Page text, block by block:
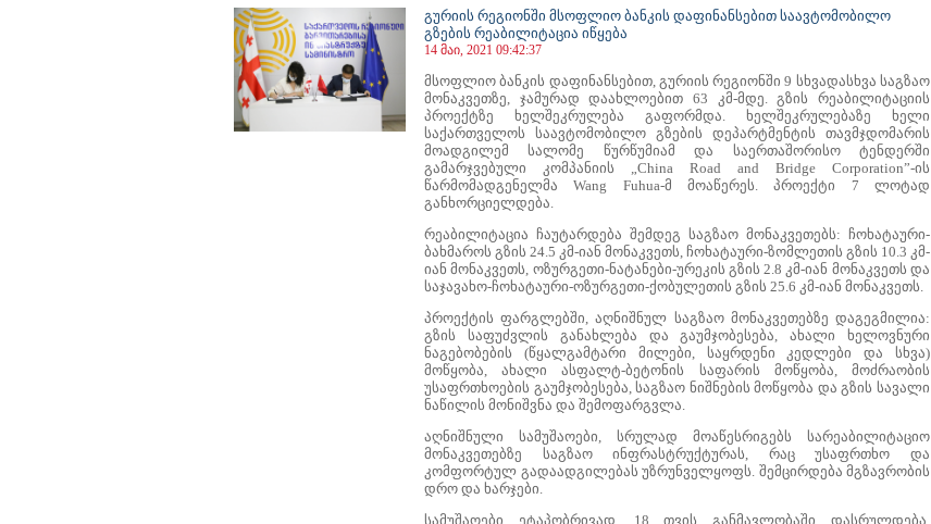
გურიის რეგიონში მსოფლიო ბანკის დაფინანსებით საავტომობილო
გზების რეაბილიტაცია იწყება
14 მაი, 2021 09:42:37
მსოფლიო ბანკის დაფინანსებით, გურიის რეგიონში 9 სხვადასხვა საგზაო
მონაკვეთზე, ჯამურად დაახლოებით 63 კმ-მდე. გზის რეაბილიტაციის
პროექტზე ხელშეკრულება გაფორმდა. ხელშეკრულებაზე ხელი
საქართველოს საავტომობილო გზების დეპარტმენტის თავმჯდომარის
მოადგილემ სალომე წურწუმიამ და საერთაშორისო ტენდერში
გამარჯვებული კომპანიის „China Road and Bridge Corporation”-ის
წარმომადგენელმა Wang Fuhua-მ მოაწერეს. პროექტი 7 ლოტად
განხორციელდება.
რეაბილიტაცია ჩაუტარდება შემდეგ საგზაო მონაკვეთებს: ჩოხატაური-
ბახმაროს გზის 24.5 კმ-იან მონაკვეთს, ჩოხატაური-ზომლეთის გზის 10.3 კმ-
იან მონაკვეთს, ოზურგეთი-ნატანები-ურეკის გზის 2.8 კმ-იან მონაკვეთს და
საჯავახო-ჩოხატაური-ოზურგეთი-ქობულეთის გზის 25.6 კმ-იან მონაკვეთს.
პროექტის ფარგლებში, აღნიშნულ საგზაო მონაკვეთებზე დაგეგმილია:
გზის საფუძვლის განახლება და გაუმჯობესება, ახალი ხელოვნური
ნაგებობების (წყალგამტარი მილები, საყრდენი კედლები და სხვა)
მოწყობა, ახალი ასფალტ-ბეტონის საფარის მოწყობა, მოძრაობის
უსაფრთხოების გაუმჯობესება, საგზაო ნიშნების მოწყობა და გზის სავალი
ნაწილის მონიშვნა და შემოფარგვლა.
აღნიშნული სამუშაოები, სრულად მოაწესრიგებს სარეაბილიტაციო
მონაკვეთებზე საგზაო ინფრასტრუქტურას, რაც უსაფრთხო და
კომფორტულ გადაადგილებას უზრუნველყოფს. შემცირდება მგზავრობის
დრო და ხარჯები.
სამუშაოები ეტაპობრივად, 18 თვის განმავლობაში დასრულდება.